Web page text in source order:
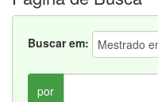
Buscar em:
por